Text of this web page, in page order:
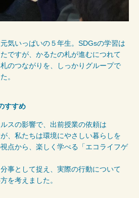
気いっぱいの５年生。SDGsの学習は
ですが、かるたの札が進むにつれて
のつながりを、しっかりグループで
。
すすめ
スの影響で、出前授業の依頼は
、私たちは環境にやさしい暮らしを
点から、楽しく学べる「エコライフゲ
事として捉え、実際の行動について
を考えました。